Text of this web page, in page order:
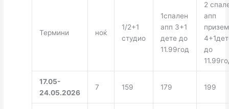
Термини ноќ
1/2+1
студио
1спален
апп 3+1
дете до
11.99год
2
апп
до
17.05-
24.05.2026
7 159 179 199